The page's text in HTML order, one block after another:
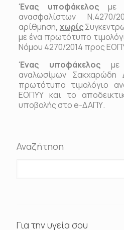
Ένας υποφάκελοςμε
ανασφαλίστων Ν.4270/
αρίθμηση, χωρίς
με ένα πρωτότυπο
Νόμου 4270/2014 προς
Ένας υποφάκελοςμε
αναλωσίμων Σακχαρώδη
πρωτότυπο τιμολόγιο
ΕΟΠΥΥ και το
υποβολής στοe-ΔΑΠΥ.
Αναζήτηση
Για την υγεία σου